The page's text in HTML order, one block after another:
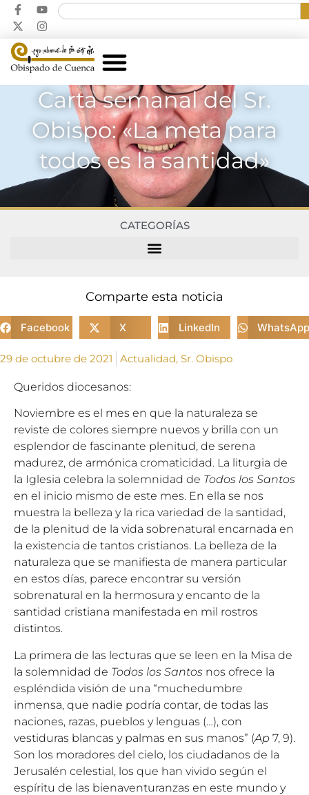
Carta semanal del Sr.
Obispo: «La meta para
todos es la santidad»
CATEGORÍAS
Comparte esta noticia
Facebook X LinkedIn WhatsApp
29 de octubre de 2021 Actualidad, Sr. Obispo
Queridos diocesanos:
Noviembre es el mes en que la naturaleza se
reviste de colores siempre nuevos y brilla con un
esplendor de fascinante plenitud, de serena
madurez, de armónica cromaticidad. La liturgia de
la Iglesia celebra la solemnidad de Todos los Santos
en el inicio mismo de este mes. En ella se nos
muestra la belleza y la rica variedad de la santidad,
de la plenitud de la vida sobrenatural encarnada en
la existencia de tantos cristianos. La belleza de la
naturaleza que se manifiesta de manera particular
en estos días, parece encontrar su versión
sobrenatural en la hermosura y encanto de la
santidad cristiana manifestada en mil rostros
distintos.
La primera de las lecturas que se leen en la Misa de
la solemnidad de Todos los Santos nos ofrece la
espléndida visión de una “muchedumbre
inmensa, que nadie podría contar, de todas las
naciones, razas, pueblos y lenguas (…), con
vestiduras blancas y palmas en sus manos” (Ap 7, 9).
Son los moradores del cielo, los ciudadanos de la
Jerusalén celestial, los que han vivido según el
espíritu de las bienaventuranzas en este mundo y